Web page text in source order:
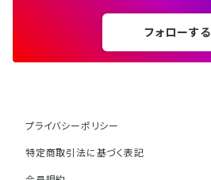
フォローする
プライバシーポリシー
特定商取引法に基づく表記